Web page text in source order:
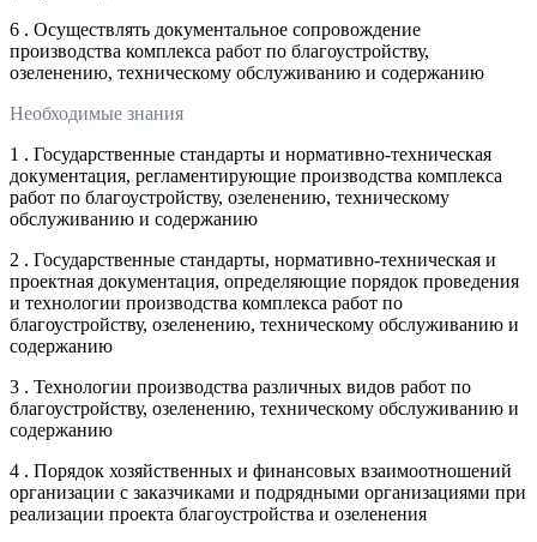
6 . Осуществлять документальное сопровождение
производства комплекса работ по благоустройству,
озеленению, техническому обслуживанию и содержанию
Необходимые знания
1 . Государственные стандарты и нормативно-техническая
документация, регламентирующие производства комплекса
работ по благоустройству, озеленению, техническому
обслуживанию и содержанию
2 . Государственные стандарты, нормативно-техническая и
проектная документация, определяющие порядок проведения
и технологии производства комплекса работ по
благоустройству, озеленению, техническому обслуживанию и
содержанию
3 . Технологии производства различных видов работ по
благоустройству, озеленению, техническому обслуживанию и
содержанию
4 . Порядок хозяйственных и финансовых взаимоотношений
организации с заказчиками и подрядными организациями при
реализации проекта благоустройства и озеленения